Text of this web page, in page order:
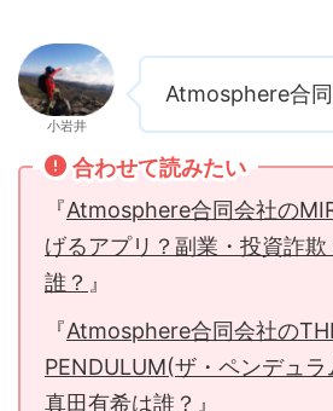
小岩井
Atmosphere合
合わせて読みたい
『Atmosphere合同会社の
げるアプリ？副業・投資詐
誰？ 』
『Atmosphere合同会社の
PENDULUM(ザ・ペンデュラ
真田有希は誰？ 』